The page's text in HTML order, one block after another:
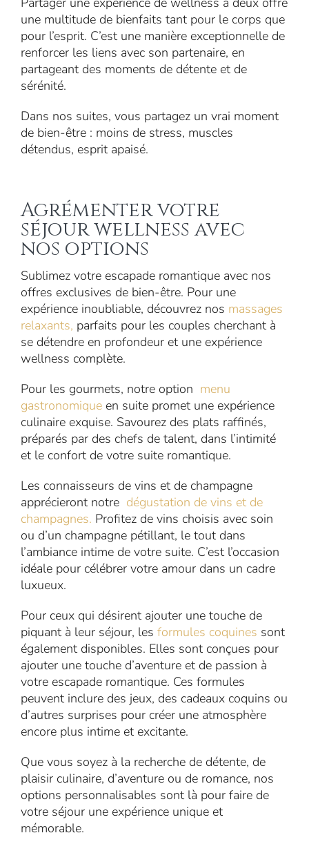
une multitude de bienfaits tant pour le corps que
pour l’esprit. C’est une manière exceptionnelle de
renforcer les liens avec son partenaire, en
partageant des moments de détente et de
sérénité.
Dans nos suites, vous partagez un vrai moment
de bien-être : moins de stress, muscles
détendus, esprit apaisé.
Agrémenter votre
séjour wellness avec
nos options
Sublimez votre escapade romantique avec nos
offres exclusives de bien-être. Pour une
expérience inoubliable, découvrez nos massages
relaxants, parfaits pour les couples cherchant à
se détendre en profondeur et une expérience
wellness complète.
Pour les gourmets, notre option menu
gastronomiqueen suite promet une expérience
culinaire exquise. Savourez des plats raffinés,
préparés par des chefs de talent, dans l’intimité
et le confort de votre suite romantique.
Les connaisseurs de vins et de champagne
apprécieront notre dégustation de vins et de
champagnes. Profitez de vins choisis avec soin
ou d’un champagne pétillant, le tout dans
l’ambiance intime de votre suite. C’est l’occasion
idéale pour célébrer votre amour dans un cadre
luxueux.
Pour ceux qui désirent ajouter une touche de
piquant à leur séjour, les formules coquines sont
également disponibles. Elles sont conçues pour
ajouter une touche d’aventure et de passion à
votre escapade romantique. Ces formules
peuvent inclure des jeux, des cadeaux coquins ou
d’autres surprises pour créer une atmosphère
encore plus intime et excitante.
Que vous soyez à la recherche de détente, de
plaisir culinaire, d’aventure ou de romance, nos
options personnalisables sont là pour faire de
votre séjour une expérience unique et
mémorable.